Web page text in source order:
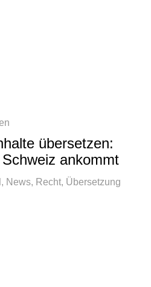
übersetzen:
ankommt
News Recht Übersetzung